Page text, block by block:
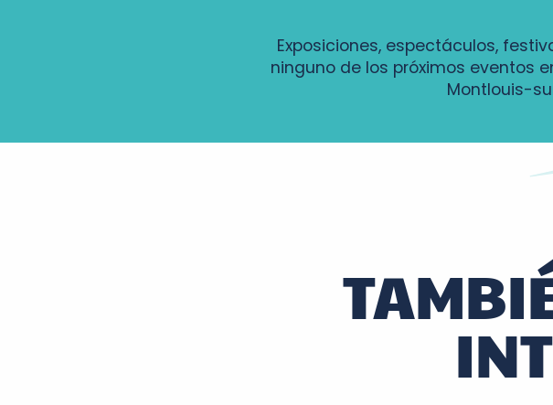
Exposiciones, espectáculos,
ninguno de los próximos eventos
Montlouis-
Atelier petites recettes zéro déchet par le service déchets de la